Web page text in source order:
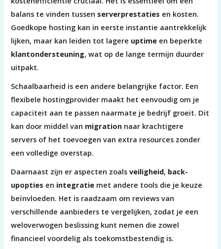
balans te vinden tussen serverprestaties en kosten.
Goedkope hosting kan in eerste instantie aantrekkelijk
lijken, maar kan leiden tot lagere uptime en beperkte
klantondersteuning, wat op de lange termijn duurder
uitpakt.
Schaalbaarheid is een andere belangrijke factor. Een
flexibele hostingprovider maakt het eenvoudig om je
capaciteit aan te passen naarmate je bedrijf groeit. Dit
kan door middel van migration naar krachtigere
servers of het toevoegen van extra resources zonder
een volledige overstap.
Daarnaast zijn er aspecten zoalsveiligheid, back-
upopties en integratie met andere tools die je keuze
beïnvloeden. Het is raadzaam om reviews van
verschillende aanbieders te vergelijken, zodat je een
weloverwogen beslissing kunt nemen die zowel
financieel voordelig als toekomstbestendig is.